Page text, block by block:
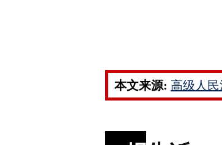
本文来源: 高级人